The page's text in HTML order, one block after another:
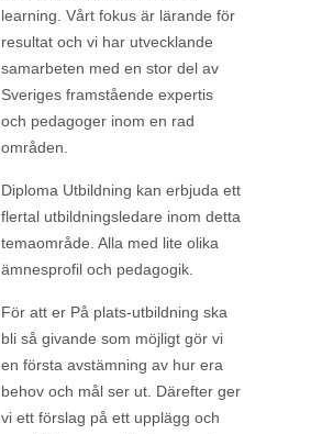
learning. Vårt fokus är lärande för
resultat och vi har utvecklande
samarbeten med en stor del av
Sveriges framstående expertis
och pedagoger inom en rad
områden.
Diploma Utbildning kan erbjuda ett
flertal utbildningsledare inom detta
temaområde. Alla med lite olika
ämnesprofil och pedagogik.
För att er På plats-utbildning ska
bli så givande som möjligt gör vi
en första avstämning av hur era
behov och mål ser ut. Därefter ger
vi ett förslag på ett upplägg och